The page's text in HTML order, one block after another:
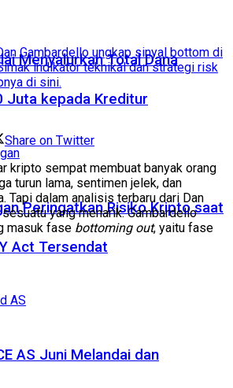
Menyalurkan Total Dana
Juta kepada Kreditur
Peringatkan Risiko Kripto saat
Act Tersendat
AS Juni Melandai dan
Gambardello ungkap sinyal bottom di
indikator teknikal dan strategi risk
di sini.
Share on Twitter
kripto sempat membuat banyak orang
turun lama, sentimen jelek, dan
Tapi dalam analisis terbaru dari Dan
yang menarik. Gambardello
masuk fase bottoming out, yaitu fase